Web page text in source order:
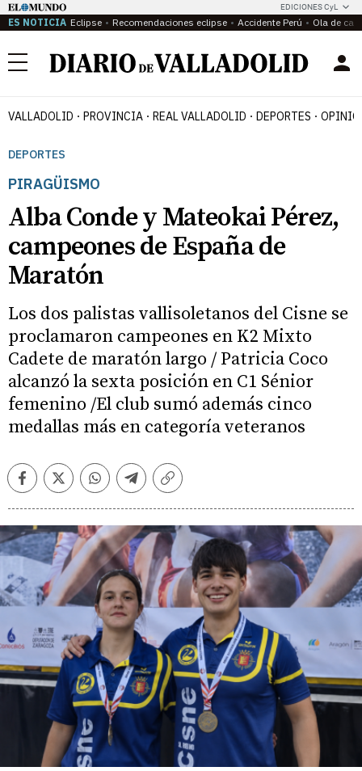
EDICIONES CyL
ES NOTICIA Eclipse Recomendaciones eclipse Accidente Perú Ola de
Menú
VALLADOLID PROVINCIA REAL VALLADOLID DEPORTES
DEPORTES
PIRAGÜISMO
Alba Conde y Mateokai Pérez,
campeones de España de
Maratón
Los dos palistas vallisoletanos del Cisne se
proclamaron campeones en K2 Mixto
Cadete de maratón largo / Patricia Coco
alcanzó la sexta posición en C1 Sénior
femenino /El club sumó además cinco
medallas más en categoría veteranos
FacebookTwitterWhatsappTelegramCopiar